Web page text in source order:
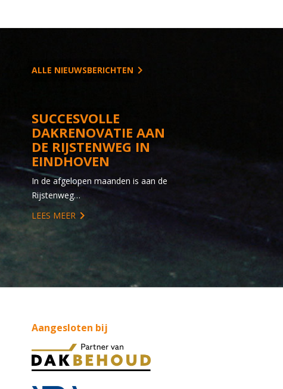
ALLE NIEUWSBERICHTEN
SUCCESVOLLE
DAKRENOVATIE AAN
DE RIJSTENWEG IN
EINDHOVEN
In de afgelopen maanden is aan de
Rijstenweg…
LEES MEER
Aangesloten bij